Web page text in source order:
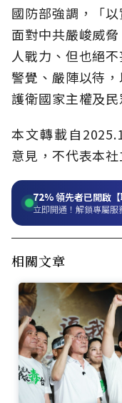
國防部強調，「
面對中共嚴峻威
人戰力、但也絕
警覺、嚴陣以待
護衛國家主權及民
本文轉載自
意見，不代表本社
72%領先者已開啟【
立即開通！解鎖專屬服
相關文章